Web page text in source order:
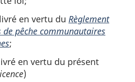
en vertu du Règlement
pêche communautaires
;
en vertu du présent
)